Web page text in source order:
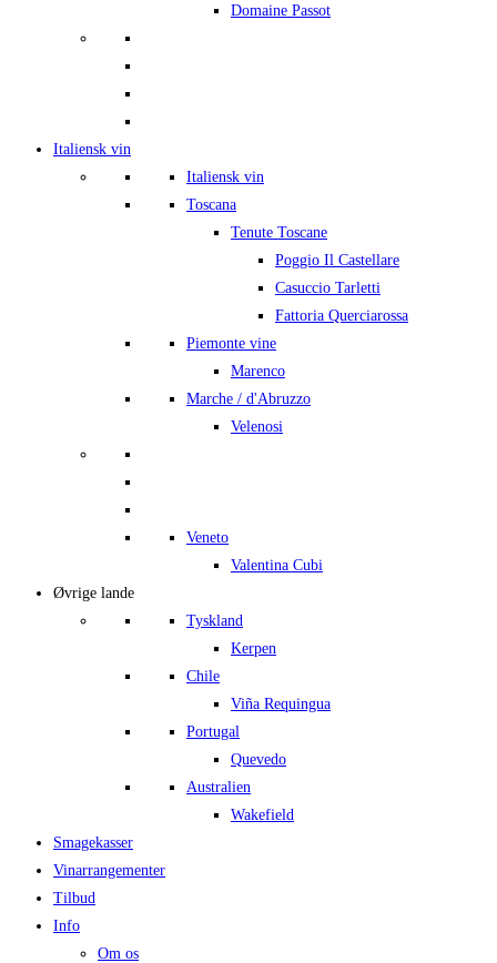
Domaine Passot
Italiensk vin
Italiensk vin
Toscana
Tenute Toscane
Poggio Il Castellare
Casuccio Tarletti
Fattoria Querciarossa
Piemonte vine
Marenco
Marche / d'Abruzzo
Velenosi
Veneto
Valentina Cubi
Øvrige lande
Tyskland
Kerpen
Chile
Viña Requingua
Portugal
Quevedo
Australien
Wakefield
Smagekasser
Vinarrangementer
Tilbud
Info
Om os